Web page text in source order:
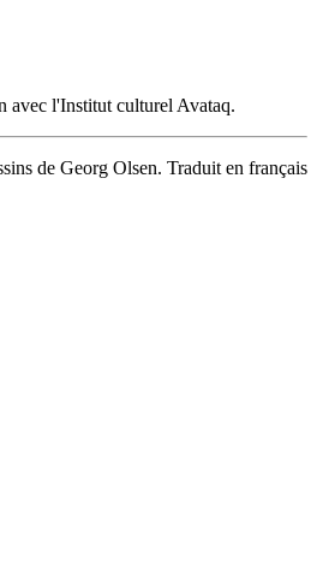
avec l'Institut culturel Avataq.
de Georg Olsen. Traduit en français